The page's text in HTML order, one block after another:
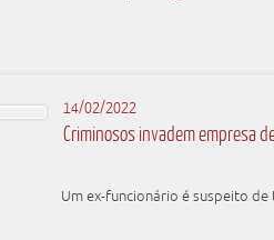
14/02/2022
Criminosos invadem empresa
Um ex-funcionário é suspeito